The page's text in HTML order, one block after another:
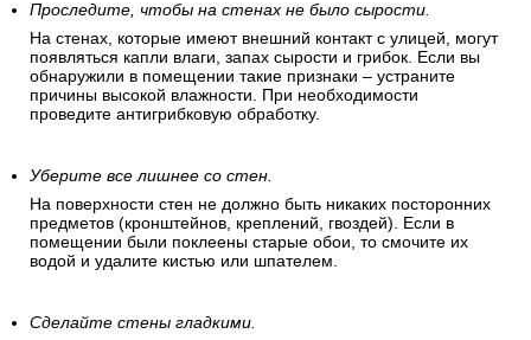
Проследите, чтобы на стенах не было сырости.
На стенах, которые имеют внешний контакт с улицей, могут
появляться капли влаги, запах сырости и грибок. Если вы
обнаружили в помещении такие признаки – устраните
причины высокой влажности. При необходимости
проведите антигрибковую обработку.
Уберите все лишнее со стен.
На поверхности стен не должно быть никаких посторонних
предметов (кронштейнов, креплений, гвоздей). Если в
помещении были поклеены старые обои, то смочите их
водой и удалите кистью или шпателем.
Сделайте стены гладкими.